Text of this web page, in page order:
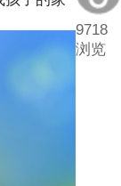
9718
浏览